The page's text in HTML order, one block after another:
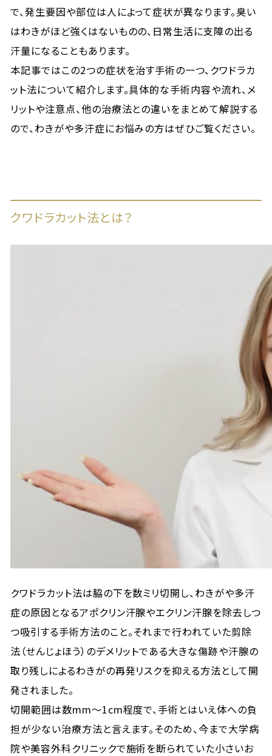
で、発生要因や部位は人によって症状が異なります。臭い
はわきがほど強くはないものの、日常生活に支障の出る
汗量になることもあります。
本記事ではこの2つの症状を治す手術の一つ、クワドラカ
ット法について紹介します。具体的な手術内容や流れ、メ
リットや注意点、他の治療法との違いをまとめて解説する
ので、わきがや多汗症にお悩みの方はぜひご覧ください。
クワドラカット法とは？
クワドラカット法は脇の下を数ミリ切開し、わきがや多汗
症の原因となるアポクリン汗腺やエクリン汗腺を除去しつ
つ吸引する手術方法のこと。それまで行われていた剪除
法（せんじょほう）のデメリットである大きな傷跡や汗腺の
取り残しによるわきがの再発リスクを抑える方法として開
発されました。
切開範囲は数mm〜1cm程度で、手術とはいえ体への負
担が少ない治療方法と言えます。そのため、今まで大学病
院や美容外科クリニックで施術を断られていた小さいお